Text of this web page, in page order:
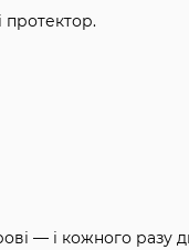
протектор.
— і кожного разу